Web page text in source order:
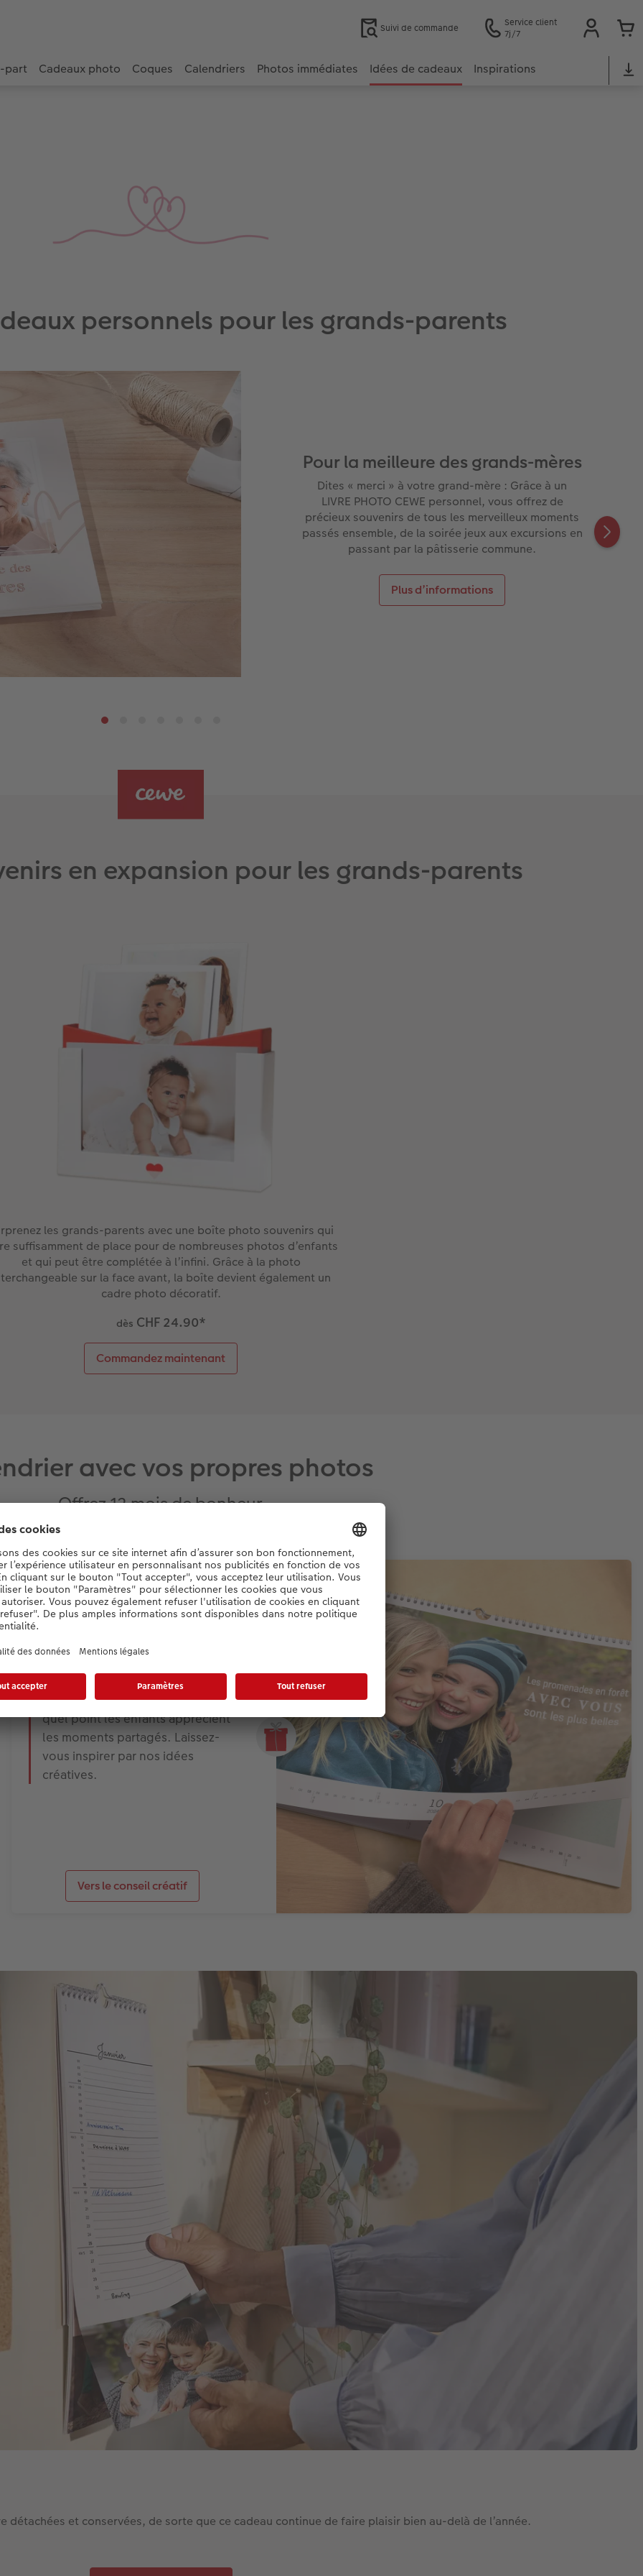
Suivi de commande
Service client
7j/7
part Cadeaux photo Coques Calendriers Photos immédiates Idées de cadeaux Inspirations
personnels pour les grands-parents
Pour la meilleure des grands-mères
Dites « merci » à votre grand-mère : Grâce à un
LIVRE PHOTO CEWE personnel, vous offrez de
précieux souvenirs de tous les merveilleux moments
passés ensemble, de la soirée jeux aux excursions en
passant par la pâtisserie commune.
Plus d’informations
en expansion pour les grands-parents
les grands-parents avec une boîte photo souvenirs qui
suffisamment de place pour de nombreuses photos d’enfants
et qui peut être complétée à l’infini. Grâce à la photo
sur la face avant, la boîte devient également un
cadre photo décoratif.
dès CHF 24.90*
Commandez maintenant
avec vos propres photos
Offrez 12 mois de bonheur
CONSEIL CRÉATIF
De notre part, pour vous : Un
calendrier mural personnel
Avec un calendrier photo de
CEWE, montrez à papy et mamie à
quel point les enfants apprécient
les moments partagés. Laissez-
vous inspirer par nos idées
créatives.
Vers le conseil créatif
et conservées, de sorte que ce cadeau continue de faire plaisir bien au-delà de l’année.